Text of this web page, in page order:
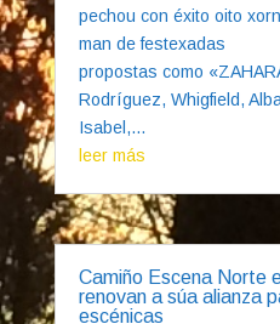
pechou con éxito oito
man de festexadas
propostas como
Rodríguez, Whigfield,
Isabel,...
leer más
Camiño Escena Norte
renovan a súa alianza
escénicas